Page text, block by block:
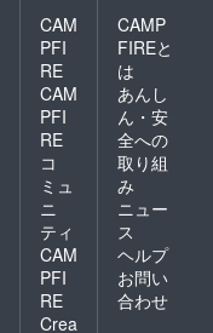
CAM
PFI
RE
CAM
PFI
RE
コ
ミュ
ニ
ティ
CAM
PFI
RE
Crea
CAMP
FIREと
は
あんし
ん・安
全への
取り組
み
ニュー
ス
ヘルプ
お問い
合わせ